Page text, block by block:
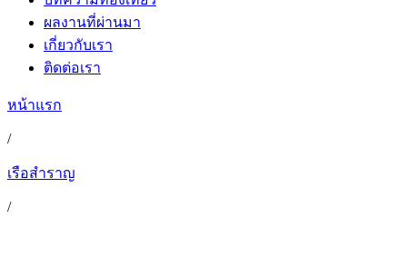
ผลงานที่ผ่านมา
เกี่ยวกับเรา
ติดต่อเรา
หน้าแรก
/
เรือสำราญ
/